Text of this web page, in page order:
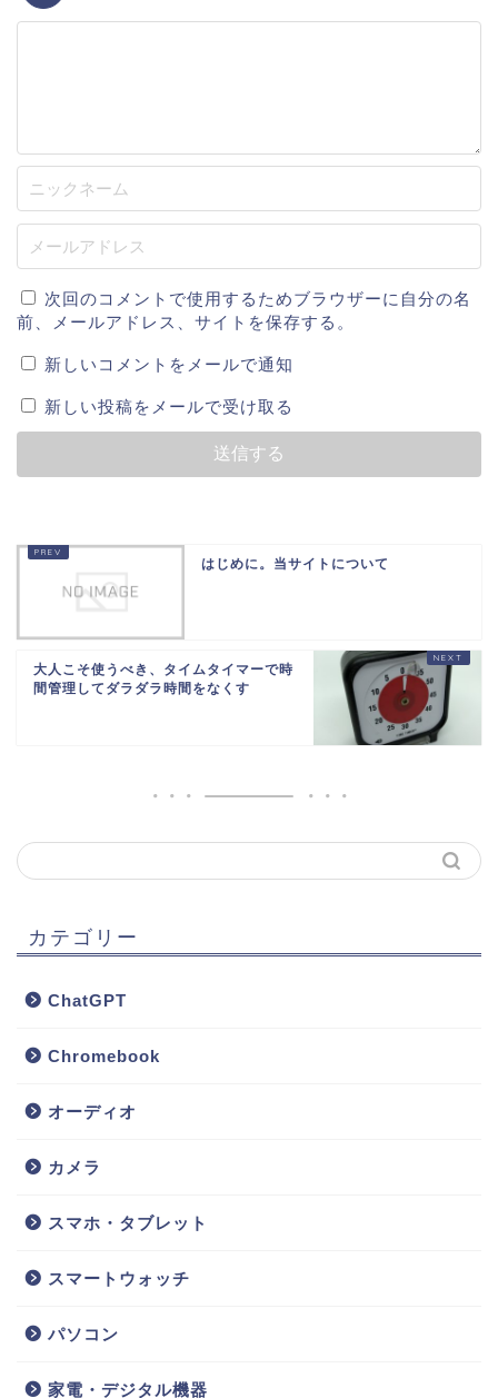
次回のコメントで使用するためブラウザーに自分の名
前、メールアドレス、サイトを保存する。
新しいコメントをメールで通知
新しい投稿をメールで受け取る
はじめに。当サイトについて
大人こそ使うべき、タイムタイマーで時
間管理してダラダラ時間をなくす
カテゴリー
ChatGPT
Chromebook
オーディオ
カメラ
スマホ・タブレット
スマートウォッチ
パソコン
家電・デジタル機器